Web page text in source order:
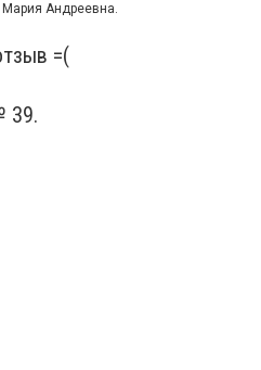
Мария Андреевна.
=(
39.